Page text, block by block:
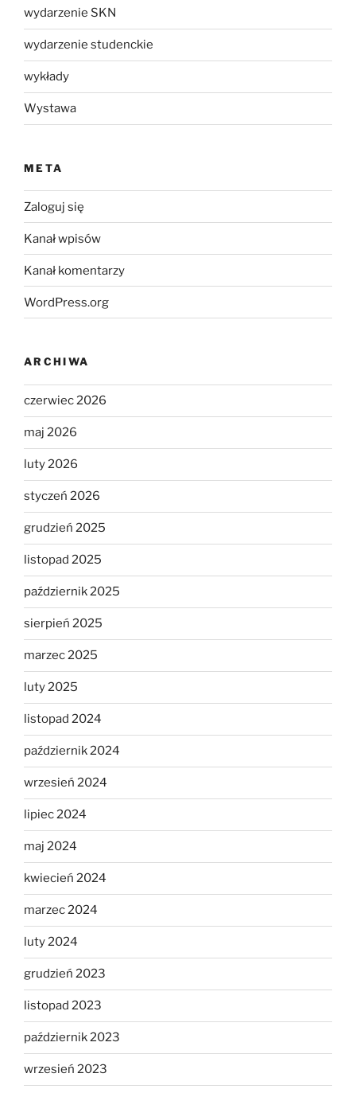
wydarzenie SKN
wydarzenie studenckie
wykłady
Wystawa
META
Zaloguj się
Kanał wpisów
Kanał komentarzy
WordPress.org
ARCHIWA
czerwiec 2026
maj 2026
luty 2026
styczeń 2026
grudzień 2025
listopad 2025
październik 2025
sierpień 2025
marzec 2025
luty 2025
listopad 2024
październik 2024
wrzesień 2024
lipiec 2024
maj 2024
kwiecień 2024
marzec 2024
luty 2024
grudzień 2023
listopad 2023
październik 2023
wrzesień 2023